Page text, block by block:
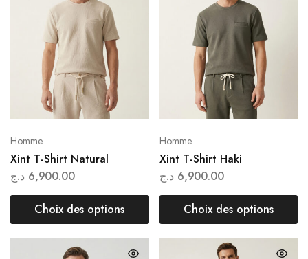
Homme
Xint T-Shirt Natural
6,900.00 د.ج
Choix des options
Homme
Xint T-Shirt Haki
6,900.00 د.ج
Choix des options